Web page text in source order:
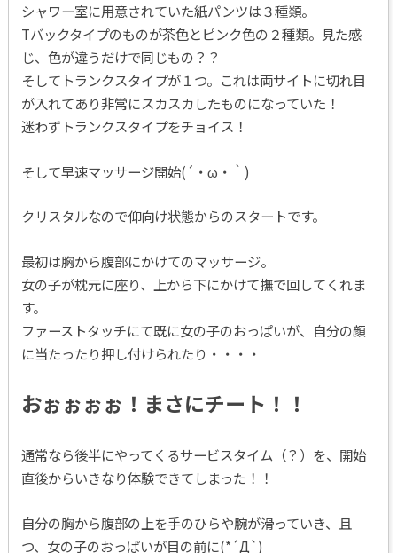
シャワー室に用意されていた紙パンツは３種類。
Tバックタイプのものが茶色とピンク色の２種類。見た感
じ、色が違うだけで同じもの？？
そしてトランクスタイプが１つ。これは両サイトに切れ目
が入れてあり非常にスカスカしたものになっていた！
迷わずトランクスタイプをチョイス！
そして早速マッサージ開始(´・ω・｀)
クリスタルなので仰向け状態からのスタートです。
最初は胸から腹部にかけてのマッサージ。
女の子が枕元に座り、上から下にかけて撫で回してくれま
す。
ファーストタッチにて既に女の子のおっぱいが、自分の顔
に当たったり押し付けられたり・・・・
おぉぉぉぉ！まさにチート！！
通常なら後半にやってくるサービスタイム（？）を、開始
直後からいきなり体験できてしまった！！
自分の胸から腹部の上を手のひらや腕が滑っていき、且
つ、女の子のおっぱいが目の前に(*´Д`)